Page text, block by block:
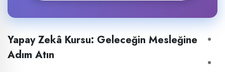
Yapay Zekâ Kursu: Geleceğin Mesleğine
Adım Atın